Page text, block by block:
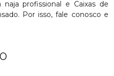
profissional e Caixas de
Por isso, fale conosco e